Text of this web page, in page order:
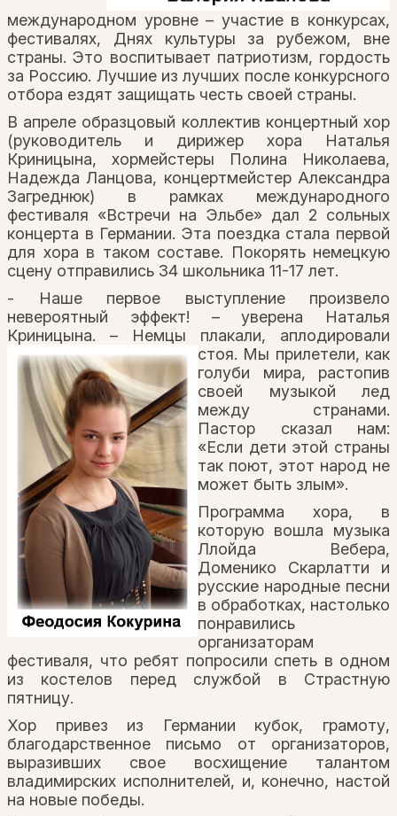
международном уровне – участие в конкурсах,
фестивалях, Днях культуры за рубежом, вне
страны. Это воспитывает патриотизм, гордость
за Россию. Лучшие из лучших после конкурсного
отбора ездят защищать честь своей страны.
В апреле образцовый коллектив концертный хор
(руководитель и дирижер хора Наталья
Криницына, хормейстеры Полина Николаева,
Надежда Ланцова, концертмейстер Александра
Загреднюк) в рамках международного
фестиваля «Встречи на Эльбе» дал 2 сольных
концерта в Германии. Эта поездка стала первой
для хора в таком составе. Покорять немецкую
сцену отправились 34 школьника 11-17 лет.
- Наше первое выступление произвело
невероятный эффект! – уверена Наталья
Криницына. – Немцы плакали, аплодировали
стоя. Мы прилетели, как
голуби мира, растопив
своей музыкой лед
между странами.
Пастор сказал нам:
«Если дети этой страны
так поют, этот народ не
может быть злым».
Программа хора, в
которую вошла музыка
Ллойда Вебера,
Доменико Скарлатти и
русские народные песни
в обработках, настолько
понравились
организаторам
фестиваля, что ребят попросили спеть в одном
из костелов перед службой в Страстную
пятницу.
Хор привез из Германии кубок, грамоту,
благодарственное письмо от организаторов,
выразивших свое восхищение талантом
владимирских исполнителей, и, конечно, настой
на новые победы.